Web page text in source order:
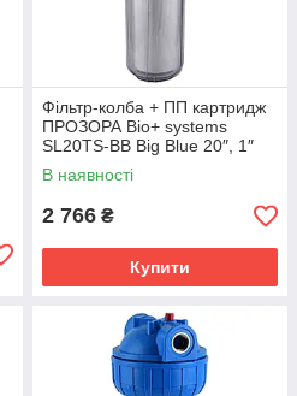
Фільтр-колба + ПП картридж
ПРОЗОРА Bіо+ systems
SL20TS-BB Big Blue 20″, 1″
В наявності
2 766 ₴
Купити